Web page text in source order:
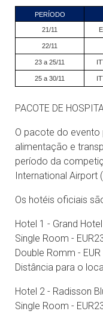
PERÍODO
21/11
22/11
23 a 25/11
25 a 30/11
PACOTE DE
O pacote do
alimentação e
período da
International Airport
Os hotéis oficiais
Hotel 1 - Grand
Single Room -
Double Romm -
Distância para o
Hotel 2 - Radisson
Single Room -